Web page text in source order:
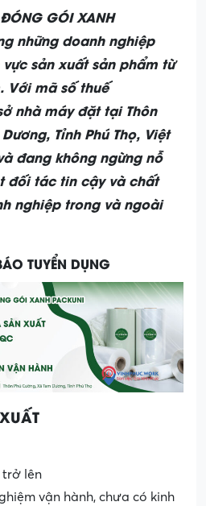
GÓI XANH
những doanh nghiệp
sản xuất sản phẩm từ
Với mã số thuế
nhà máy đặt tại Thôn
Tỉnh Phú Thọ, Việt
đang không ngừng nỗ
đối tác tin cậy và chất
nghiệp trong và ngoài
TUYỂN DỤNG
trở lên
vận hành, chưa có kinh